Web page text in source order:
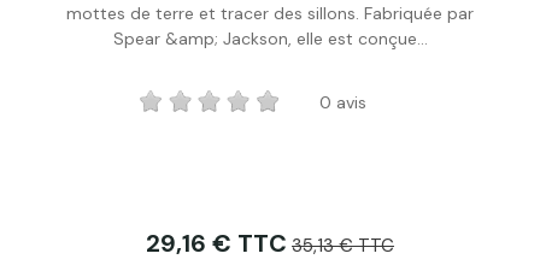
mottes de terre et tracer des sillons. Fabriquée par
Spear &amp; Jackson, elle est conçue...
0 avis
29,16 € TTC 35,13 € TTC